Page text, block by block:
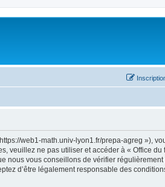
web1-math.univ-lyon1.fr/prepa-agreg »),
veuillez ne pas utiliser et accéder à « Office du
nous vous conseillons de vérifier régulièrement
d’être légalement responsable des